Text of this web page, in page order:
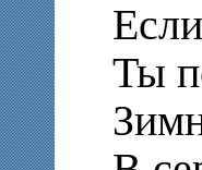
Ты